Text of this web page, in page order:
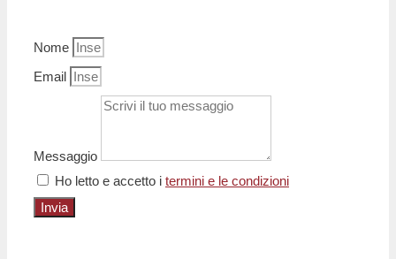
Nome
Email
Messaggio
Ho letto e accetto i termini e le condizioni
Invia